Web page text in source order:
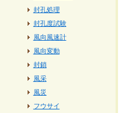
封孔処理
封孔度試験
風向風速計
風向変動
封鎖
風采
風災
フウサイ